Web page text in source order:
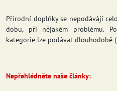
Přírodní doplňky se nepodávájí
dobu, při nějakém problému.
kategorie lze podávat dlouhodobě
Nepřehlédněte naše články: